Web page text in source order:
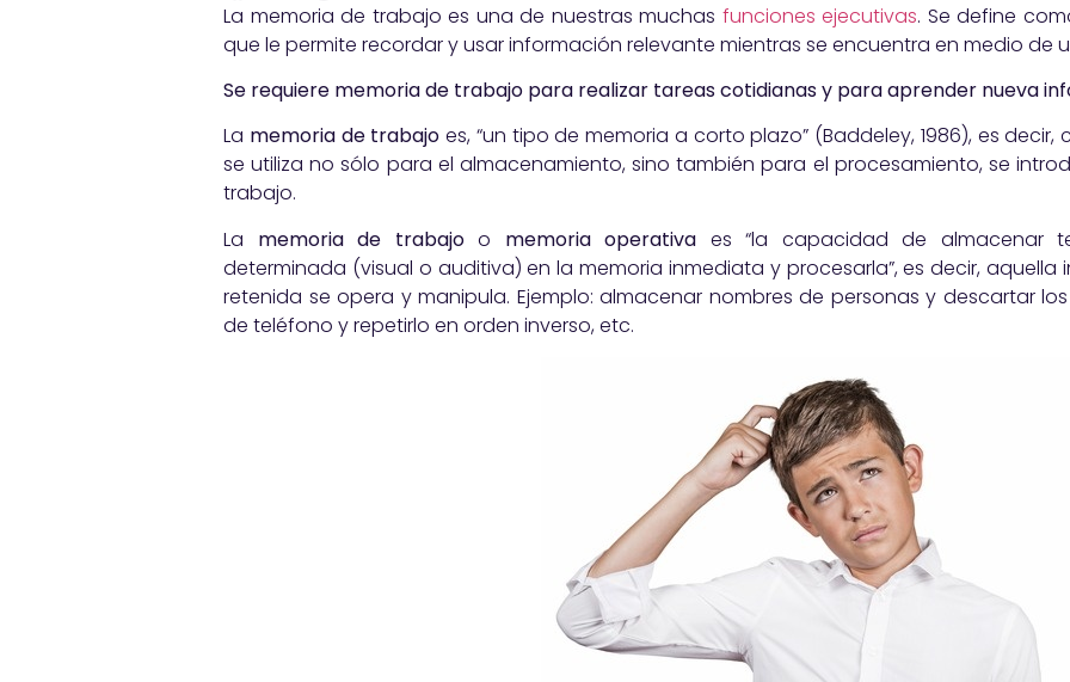
La memoria de trabajo es una de nuestras muchas funciones ejecutivas. Se define
que le permite recordar y usar información relevante mientras se encuentra en medio de
Se requiere memoria de trabajo para realizar tareas cotidianas y para aprender nueva
La memoria de trabajo es, “un tipo de memoria a corto plazo” (Baddeley, 1986), es
se utiliza no sólo para el almacenamiento, sino también para el procesamiento, se
trabajo.
La memoria de trabajoo memoria operativa es “la capacidad de almacenar
determinada (visual o auditiva) en la memoria inmediata y procesarla”, es decir,
retenida se opera y manipula. Ejemplo: almacenar nombres de personas y descartar
de teléfono y repetirlo en orden inverso, etc.